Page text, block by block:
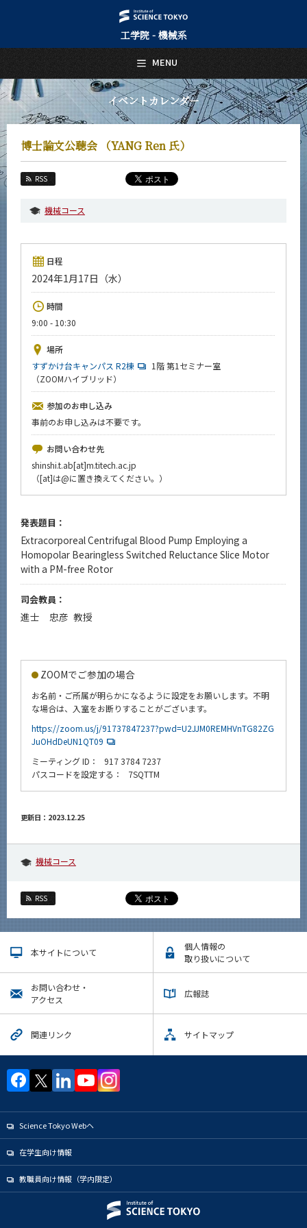
工学院 - 機械系
イベントカレンダー
博士論文公聴会 （YANG Ren 氏）
RSS
機械コース
日程
2024年1月17日（水）
時間
9:00 - 10:30
場所
すずかけ台キャンパス R2棟
1階 第1セミナー室
（ZOOMハイブリッド）
参加のお申し込み
事前のお申し込みは不要です。
お問い合わせ先
shinshi.t.ab[at]m.titech.ac.jp
（[at]は@に置き換えてください。）
発表題目：
Extracorporeal Centrifugal Blood Pump Employing a
Homopolar Bearingless Switched Reluctance Slice Motor
with a PM-free Rotor
司会教員：
進士 忠彦 教授
ZOOMでご参加の場合
お名前・ご所属が明らかになるように設定をお願いします。不明
な場合は、入室をお断りすることがございます。
https://zoom.us/j/91737847237?pwd=U2JJM0REMHVnTG82ZG
JuOHdDeUN1QT09
ミーティング ID： 917 3784 7237
パスコードを設定する： 7SQTTM
更新日：2023.12.25
機械コース
RSS
本サイトについて
個人情報の
取り扱いについて
お問い合わせ・
アクセス
広報誌
関連リンク サイトマップ
Science Tokyo Webヘ
在学生向け情報
教職員向け情報（学内限定）
MENU
日本語 English
トップページ
Top Page
機械系について
About Us
教育
Education
入学案内
Admissions
機械系 News
イベントカレンダー
Event Calendar
今後のイベント
今後の課程別イベント
年別アーカイブ
サイト構成